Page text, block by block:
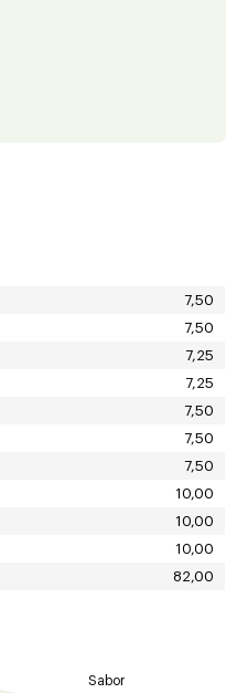
7,50
7,50
7,25
7,25
7,50
7,50
7,50
10,00
10,00
10,00
82,00
Sabor